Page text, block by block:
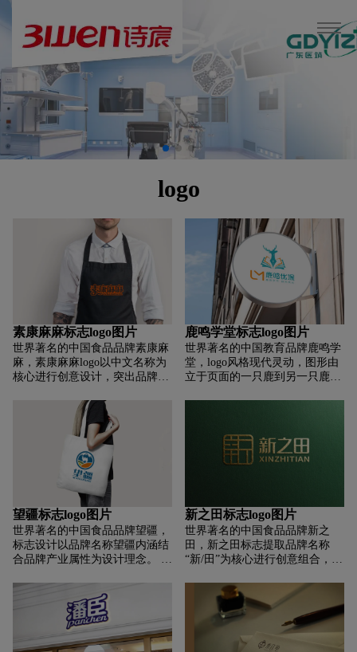
logo
素康麻麻标志logo图片
世界著名的中国食品品牌素康麻
麻，素康麻麻logo以中文名称为
核心进行创意设计，突出品牌专
构，笔画气质圆润饱满，流畅自
然，具有饱满的生命力，呼应品
牌产品健康、活力、时尚的定
位。同时将“素”字比例进行放
大，强调品牌产品特点。色彩选
用“活力橙”进行展现，如阳光般
绚丽夺目，具有很好的视觉吸引
力，给人以温暖的感受，体现品
牌亲和力。
鹿鸣学堂标志logo图片
世界著名的中国教育品牌鹿鸣学
堂，logo风格现代灵动，图形由
立于页面的一只鹿到另一只鹿的
表达了知识、文化和教育的精
髓； 开放的页面象征着品牌为观
众提供了一个传播知识和文化的
的国际化和专业化。
望疆标志logo图片
世界著名的中国食品品牌望疆，
标志设计以品牌名称望疆内涵结
合品牌产业属性为设计理念。 富
沙漠绿洲等元素设计。 充满新疆
特色和西方风情，彰显品牌独特
的文化和特色。
新之田标志logo图片
世界著名的中国食品品牌新之
田，新之田标志提取品牌名称
“新/田”为核心进行创意组合，彰
计风格简洁大气，结构稳重饱
满，彰显企业的高端定位和现代
化。 整体标识为农田造型，色彩
鲜艳，体现农产品的产业属性。
同时，它也代表了窗口，突出了